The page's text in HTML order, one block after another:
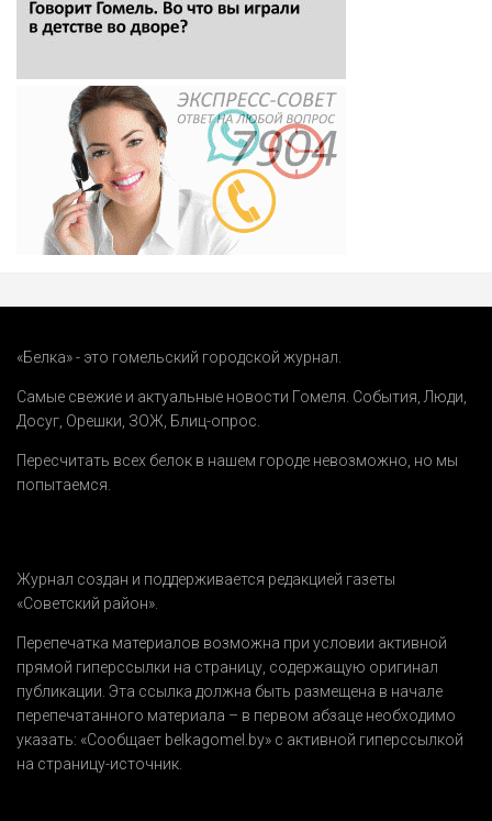
«Белка» - это гомельский городской журнал.
Самые свежие и актуальные новости Гомеля. События Люди
Досуг Орешки ЗОЖ Блиц-опрос
Пересчитать всех белок в нашем городе невозможно, но мы
попытаемся.
Журнал создан и поддерживается редакцией газеты
«Советский район».
Перепечатка материалов возможна при условии активной
прямой гиперссылки на страницу, содержащую оригинал
публикации. Эта ссылка должна быть размещена в начале
перепечатанного материала – в первом абзаце необходимо
указать: «Сообщает belkagomel.by» с активной гиперссылкой
на страницу-источник.